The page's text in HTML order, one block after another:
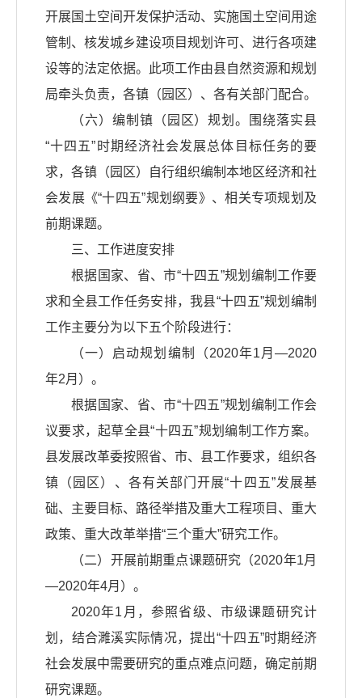
开展国土空间开发保护活动、实施国土空间用途
管制、核发城乡建设项目规划许可、进行各项建
设等的法定依据。此项工作由县自然资源和规划
局牵头负责，各镇（园区）、各有关部门配合。
（六）编制镇（园区）规划。围绕落实县
“十四五”时期经济社会发展总体目标任务的要
求，各镇（园区）自行组织编制本地区经济和社
会发展《“十四五”规划纲要》、相关专项规划及
前期课题。
三、工作进度安排
根据国家、省、市“十四五”规划编制工作要
求和全县工作任务安排，我县“十四五”规划编制
工作主要分为以下五个阶段进行：
（一）启动规划编制（2020年1月—2020
年2月）。
根据国家、省、市“十四五”规划编制工作会
议要求，起草全县“十四五”规划编制工作方案。
县发展改革委按照省、市、县工作要求，组织各
镇（园区）、各有关部门开展“十四五”发展基
础、主要目标、路径举措及重大工程项目、重大
政策、重大改革举措“三个重大”研究工作。
（二）开展前期重点课题研究（2020年1月
—2020年4月）。
2020年1月，参照省级、市级课题研究计
划，结合濉溪实际情况，提出“十四五”时期经济
社会发展中需要研究的重点难点问题，确定前期
研究课题。